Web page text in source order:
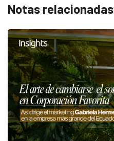
Notas relacionadas